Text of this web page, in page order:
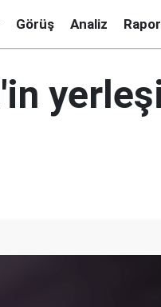
Görüş Analiz Rapor